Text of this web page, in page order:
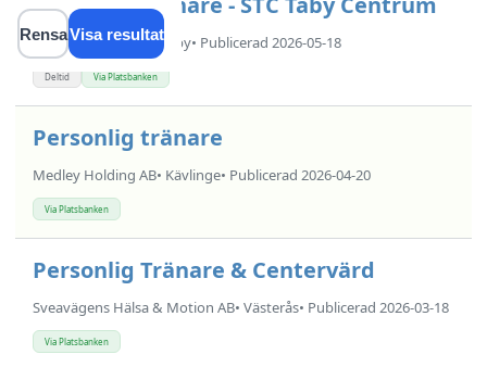
RensaVisa resultat
Svenska N'ergy AB• Täby• Publicerad 2026-05-18
Deltid Via Platsbanken
Personlig tränare
Medley Holding AB• Kävlinge• Publicerad 2026-04-20
Via Platsbanken
Personlig Tränare & Centervärd
Sveavägens Hälsa & Motion AB• Västerås• Publicerad 2026-03-18
Via Platsbanken